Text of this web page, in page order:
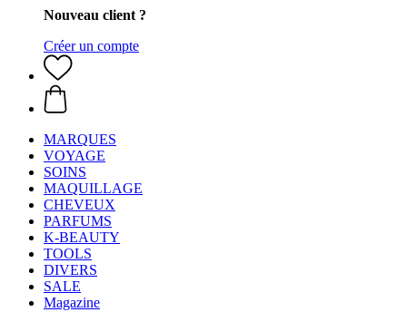
Nouveau client ?
Créer un compte
MARQUES
VOYAGE
SOINS
MAQUILLAGE
CHEVEUX
PARFUMS
K-BEAUTY
TOOLS
DIVERS
SALE
Magazine